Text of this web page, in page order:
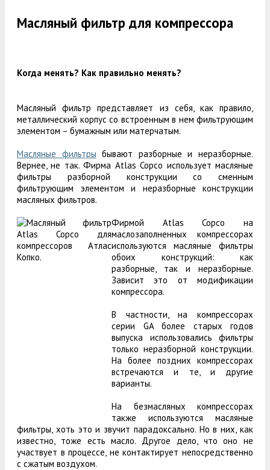
Масляный фильтр для компрессора
Когда менять? Как правильно менять?
Масляный фильтр представляет из себя, как правило,
металлический корпус со встроенным в нем фильтрующим
элементом – бумажным или матерчатым.
Масляные фильтры бывают разборные и неразборные.
Вернее, не так. Фирма Atlas Copco использует масляные
фильтры разборной конструкции со сменным
фильтрующим элементом и неразборные конструкции
масляных фильтров.
Фирмой Atlas Copco на
маслозаполненных компрессорах
используются масляные фильтры
обоих конструкций: как
разборные, так и неразборные.
Зависит это от модификации
компрессора.
В частности, на компрессорах
серии GA более старых годов
выпуска использовались фильтры
только неразборной конструкции.
На более поздних компрессорах
встречаются и те, и другие
варианты.
На безмасляных компрессорах
также используются масляные
фильтры, хоть это и звучит парадоксально. Но в них, как
известно, тоже есть масло. Другое дело, что оно не
участвует в процессе, не контактирует непосредственно
с сжатым воздухом.